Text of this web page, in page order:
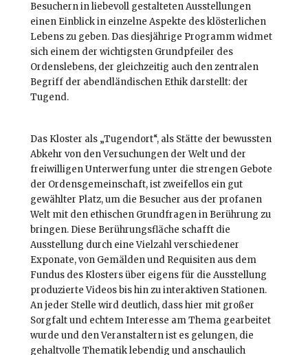
Besuchern in liebevoll gestalteten Ausstellungen
einen Einblick in einzelne Aspekte des klösterlichen
Lebens zu geben. Das diesjährige Programm widmet
sich einem der wichtigsten Grundpfeiler des
Ordenslebens, der gleichzeitig auch den zentralen
Begriff der abendländischen Ethik darstellt: der
Tugend.
Das Kloster als „Tugendort“, als Stätte der bewussten
Abkehr von den Versuchungen der Welt und der
freiwilligen Unterwerfung unter die strengen Gebote
der Ordensgemeinschaft, ist zweifellos ein gut
gewählter Platz, um die Besucher aus der profanen
Welt mit den ethischen Grundfragen in Berührung zu
bringen. Diese Berührungsfläche schafft die
Ausstellung durch eine Vielzahl verschiedener
Exponate, von Gemälden und Requisiten aus dem
Fundus des Klosters über eigens für die Ausstellung
produzierte Videos bis hin zu interaktiven Stationen.
An jeder Stelle wird deutlich, dass hier mit großer
Sorgfalt und echtem Interesse am Thema gearbeitet
wurde und den Veranstaltern ist es gelungen, die
gehaltvolle Thematik lebendig und anschaulich